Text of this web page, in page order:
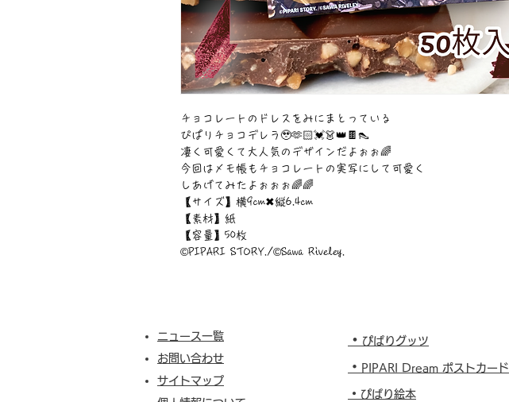
チョコレートのドレスをみにまとっている
ぴぱりチョコデレラ🥹🫶🏻💓👗👑🍫👠
凄く可愛くて大人気のデザインだよぉぉ🌈
今回はメモ帳もチョコレートの実写にして可愛く
しあげてみたよぉぉぉ🌈🌈
【サイズ】横9cm✖︎縦6.4cm
【素材】紙
【容量】50枚
©︎PIPARI STORY./©︎Sawa Riveley.
ニュース一覧
お問い合わせ
サイトマップ
・ ぴぱりグッツ
・ PIPARI Dream ポストカード
・ ぴぱり絵本